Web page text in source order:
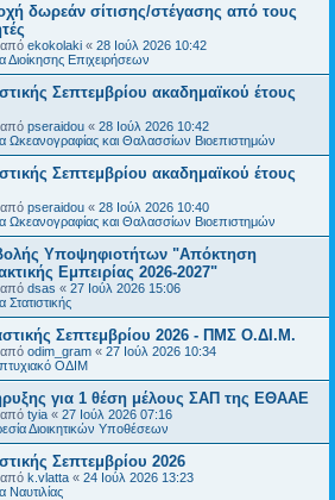
δωρεάν σίτισης/στέγασης από τους
από ekokolaki « 28 Ιούλ 2026 10:42
Διοίκησης Επιχειρήσεων
Σεπτεμβρίου ακαδημαϊκού έτους
από pseraidou « 28 Ιούλ 2026 10:42
Ωκεανογραφίας και Θαλασσίων Βιοεπιστημών
Σεπτεμβρίου ακαδημαϊκού έτους
από pseraidou « 28 Ιούλ 2026 10:40
Ωκεανογραφίας και Θαλασσίων Βιοεπιστημών
Υποψηφιοτήτων "Απόκτηση
Εμπειρίας 2026-2027"
από dsas « 27 Ιούλ 2026 15:06
Στατιστικής
Σεπτεμβρίου 2026 - ΠΜΣ Ο.ΔΙ.Μ.
από odim_gram « 27 Ιούλ 2026 10:34
ΟΔΙΜ
για 1 θέση μέλους ΣΑΠ της ΕΘΑΑΕ
από tyia « 27 Ιούλ 2026 07:16
Διοικητικών Υποθέσεων
Σεπτεμβρίου 2026
από k.vlatta « 24 Ιούλ 2026 13:23
Ναυτιλίας